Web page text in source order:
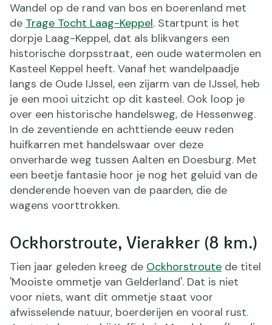
Wandel op de rand van bos en boerenland met
de Trage Tocht Laag-Keppel. Startpunt is het
dorpje Laag-Keppel, dat als blikvangers een
historische dorpsstraat, een oude watermolen en
Kasteel Keppel heeft. Vanaf het wandelpaadje
langs de Oude IJssel, een zijarm van de IJssel, heb
je een mooi uitzicht op dit kasteel. Ook loop je
over een historische handelsweg, de Hessenweg.
In de zeventiende en achttiende eeuw reden
huifkarren met handelswaar over deze
onverharde weg tussen Aalten en Doesburg. Met
een beetje fantasie hoor je nog het geluid van de
denderende hoeven van de paarden, die de
wagens voorttrokken.
Ockhorstroute, Vierakker (8 km.)
Tien jaar geleden kreeg de Ockhorstroute de titel
'Mooiste ommetje van Gelderland'. Dat is niet
voor niets, want dit ommetje staat voor
afwisselende natuur, boerderijen en vooral rust.